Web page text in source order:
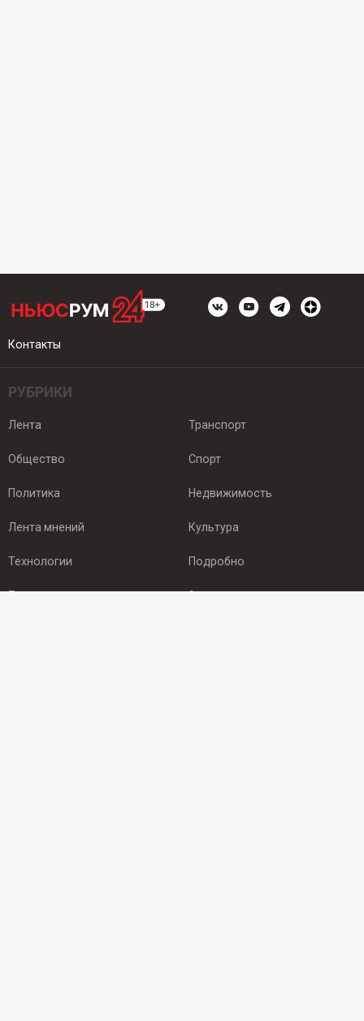
Контакты
РУБРИКИ
Лента
Общество
Политика
Лента мнений
Технологии
Происшествия
Транспорт
Спорт
Недвижимость
Культура
Подробно
Здоровье